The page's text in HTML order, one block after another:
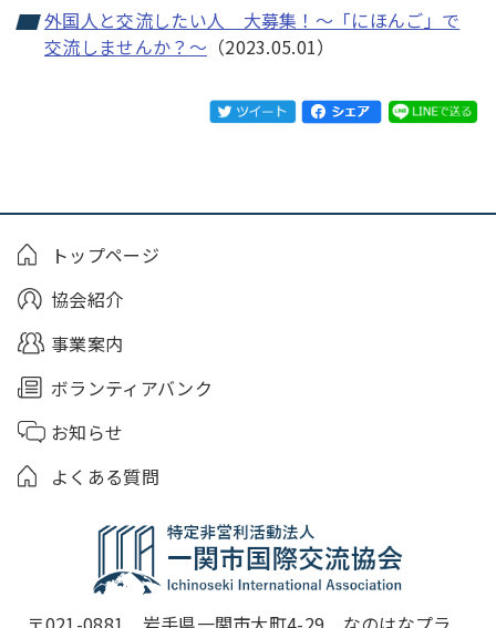
外国人と交流したい人 大募集！～「にほんご」で
交流しませんか？～ （2023.05.01）
トップページ
協会紹介
事業案内
ボランティアバンク
お知らせ
よくある質問